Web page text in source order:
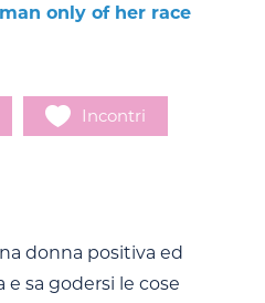
only of her race
Incontri
donna positiva ed
sa godersi le cose